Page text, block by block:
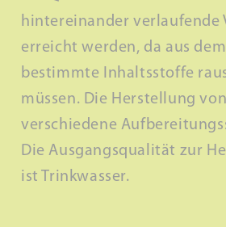
hintereinander verlaufende
erreicht werden, da aus
bestimmte Inhaltsstoffe
müssen. Die Herstellung
verschiedene
Die Ausgangsqualität zur
ist Trinkwasser.